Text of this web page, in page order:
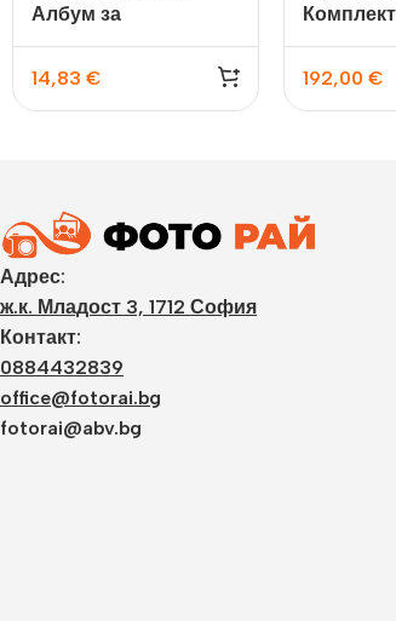
Албум за
Fujifilm Instax Mini 12
Laporta, Blossom Pink
14,83 €
FujiFilm
бял
192,00 €
Адрес:
ж.к. Младост 3, 1712 София
Контакт:
0884432839
office@fotorai.bg
fotorai@abv.bg